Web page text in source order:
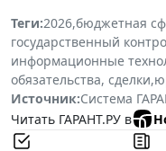
Теги:2026,бюджетная
государственный
информационные
обязательства, сделки,
Источник:Система
Читать ГАРАНТ.РУ в